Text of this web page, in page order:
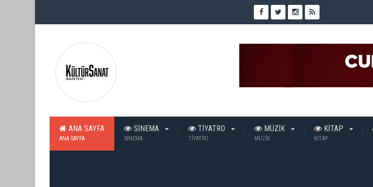
ANA SAYFA
ANA SAYFA
SİNEMA
SİNEMA
TİYATRO
TİYATRO
MÜZİK
MÜZİK
KİTAP
KİTAP